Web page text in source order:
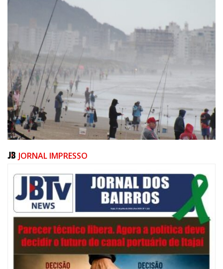
06/08/2026 | 07:00
Festival de Pesca de Praia vai celebrar o aniversário de Navegantes
ITAJAÍ
JORNAL IMPRESSO